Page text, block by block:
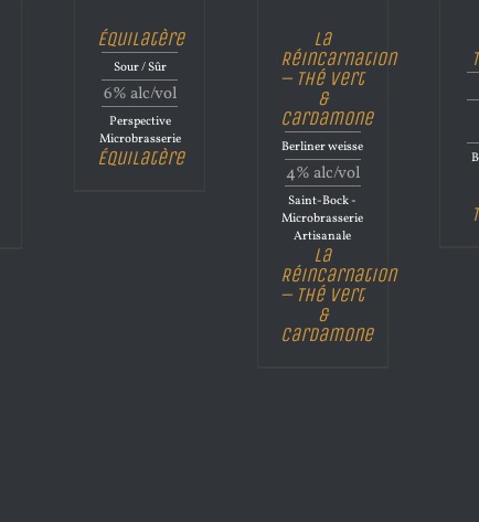
Équilatère
Sour / Sûr
6% alc/vol
Perspective
Microbrasserie
Équilatère
La
Réincarnation
– Thé vert
&
Cardamone
Berliner weisse
4% alc/vol
Saint-Bock -
Microbrasserie
Artisanale
La
Réincarnation
– Thé vert
&
Cardamone